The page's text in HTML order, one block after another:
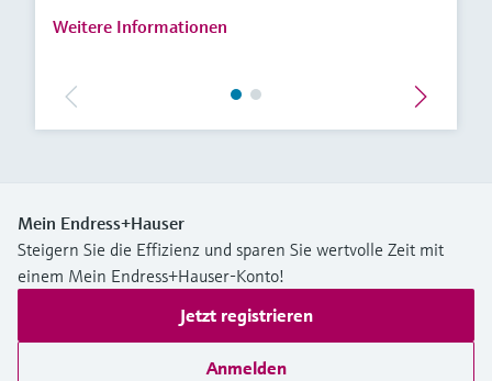
Weitere Informationen
Mein Endress+Hauser
Steigern Sie die Effizienz und sparen Sie wertvolle Zeit mit
einem Mein Endress+Hauser-Konto!
Jetzt registrieren
Anmelden